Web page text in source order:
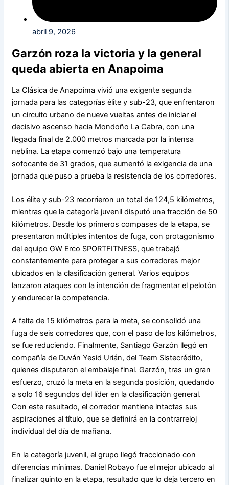
abril 9, 2026
Garzón roza la victoria y la general
queda abierta en Anapoima
La Clásica de Anapoima vivió una exigente segunda
jornada para las categorías élite y sub-23, que enfrentaron
un circuito urbano de nueve vueltas antes de iniciar el
decisivo ascenso hacia Mondoño La Cabra, con una
llegada final de 2.000 metros marcada por la intensa
neblina. La etapa comenzó bajo una temperatura
sofocante de 31 grados, que aumentó la exigencia de una
jornada que puso a prueba la resistencia de los corredores.
Los élite y sub-23 recorrieron un total de 124,5 kilómetros,
mientras que la categoría juvenil disputó una fracción de 50
kilómetros. Desde los primeros compases de la etapa, se
presentaron múltiples intentos de fuga, con protagonismo
del equipo GW Erco SPORTFITNESS, que trabajó
constantemente para proteger a sus corredores mejor
ubicados en la clasificación general. Varios equipos
lanzaron ataques con la intención de fragmentar el pelotón
y endurecer la competencia.
A falta de 15 kilómetros para la meta, se consolidó una
fuga de seis corredores que, con el paso de los kilómetros,
se fue reduciendo. Finalmente, Santiago Garzón llegó en
compañía de Duván Yesid Urián, del Team Sistecrédito,
quienes disputaron el embalaje final. Garzón, tras un gran
esfuerzo, cruzó la meta en la segunda posición, quedando
a solo 16 segundos del líder en la clasificación general.
Con este resultado, el corredor mantiene intactas sus
aspiraciones al título, que se definirá en la contrarreloj
individual del día de mañana.
En la categoría juvenil, el grupo llegó fraccionado con
diferencias mínimas. Daniel Robayo fue el mejor ubicado al
finalizar quinto en la etapa, resultado que lo deja tercero en